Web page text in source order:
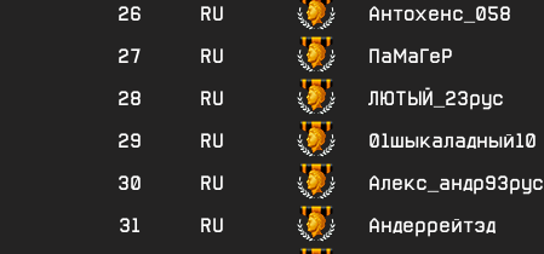
26
RU Антохенс_058
27
RU ПаМаГеР
28
RU ЛЮТЫЙ_23рус
29
RU 01шыкаладный10
30
RU Алекс_андр93рус
31
RU Андеррейтэд